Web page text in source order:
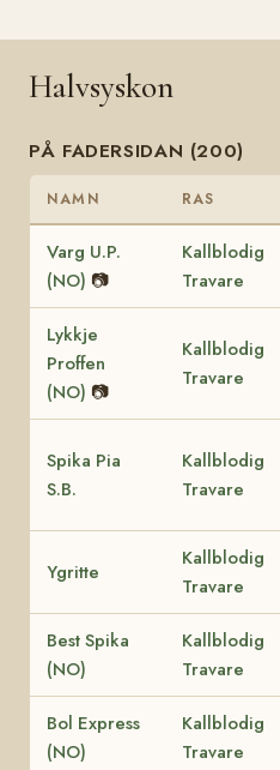
Halvsyskon
PÅ FADERSIDAN (200)
NAMN RAS
Varg U.P.
(NO) 📷
Kallblodig
Travare
Lykkje
Proffen
(NO) 📷
Kallblodig
Travare
Spika Pia
S.B.
Kallblodig
Travare
Ygritte
Kallblodig
Travare
Best Spika
(NO)
Kallblodig
Travare
Bol Express
(NO)
Kallblodig
Travare